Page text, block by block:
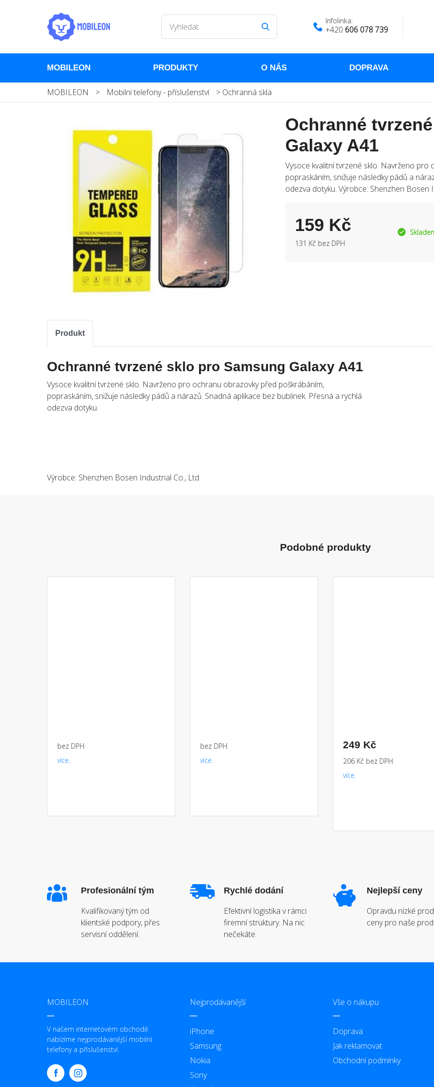
Infolinka:
+420 606 078 739
MOBILEON PRODUKTY O NÁS DOPRAVA
MOBILEON > Mobilní telefony - příslušenství > Ochranná skla
Ochranné
Galaxy A41
Vysoce kvalitní tvrzené sklo. Navrženo
popraskáním, snižuje následky pádů a
odezva dotyku. Výrobce: Shenzhen Bosen
159 Kč
131 Kč bez DPH
Produkt
Ochranné tvrzené sklo pro Samsung Galaxy A41
Vysoce kvalitní tvrzené sklo. Navrženo pro ochranu obrazovky před poškrábáním,
popraskáním, snižuje následky pádů a nárazů. Snadná aplikace bez bublinek. Přesná a rychlá
odezva dotyku.
Výrobce: Shenzhen Bosen Industrial Co., Ltd.
Podobné produkty
bez DPH
více.
bez DPH
více.
249 Kč
206 Kč bez DPH
více.
Profesionální tým
Kvalifikovaný tým od
klientské podpory, přes
servisní oddělení.
Rychlé dodání
Efektivní logistika v rámci
firemní struktury. Na nic
nečekáte.
Nejlepší ceny
Opravdu nízké
ceny pro naše
MOBILEON
V našem internetovém obchodě
nabízíme nejprodávanější mobilní
telefony a příslušenství.
Nejprodávanější
iPhone
Samsung
Nokia
Sony
Vše o nákupu
Doprava
Jak reklamovat
Obchodní podmínky